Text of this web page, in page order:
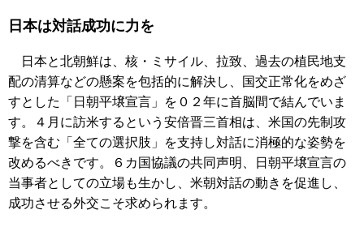
日本は対話成功に力を
日本と北朝鮮は、核・ミサイル、拉致、過去の植民地支
配の清算などの懸案を包括的に解決し、国交正常化をめざ
すとした「日朝平壌宣言」を０２年に首脳間で結んでいま
す。４月に訪米するという安倍晋三首相は、米国の先制攻
撃を含む「全ての選択肢」を支持し対話に消極的な姿勢を
改めるべきです。６カ国協議の共同声明、日朝平壌宣言の
当事者としての立場も生かし、米朝対話の動きを促進し、
成功させる外交こそ求められます。